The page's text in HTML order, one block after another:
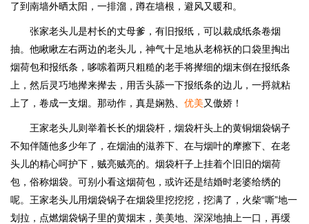
了到南墙外晒太阳，一排溜，蹲在墙根，避风又暖和。
张家老头儿是村长的丈母爹，有旧报纸，可以裁成纸条卷烟
抽。他瞅瞅左右两边的老头儿，神气十足地从老棉袄的口袋里掏出
烟荷包和报纸条，哆嗦着两只粗糙的老手将撵细的烟末倒在报纸条
上，然后灵巧地撵来撵去，用舌头舔一下报纸条的边儿，一捋就粘
上了，卷成一支烟。那动作，真是娴熟、 优美又傲娇！
王家老头儿则举着长长的烟袋杆，烟袋杆头上的黄铜烟袋锅子
不知伴随他多少年了，在烟油的滋养下、在与烟叶的摩擦下、在老
头儿的精心呵护下，贼亮贼亮的。烟袋杆子上挂着个旧旧的烟荷
包，俗称烟袋。可别小看这烟荷包，或许还是结婚时老婆给绣的
呢。王家老头儿用烟袋锅子在烟袋里挖挖挖，挖满了，火柴“嘶”地一
划拉，点燃烟袋锅子里的黄烟末，美美地、深深地抽上一口，再缓